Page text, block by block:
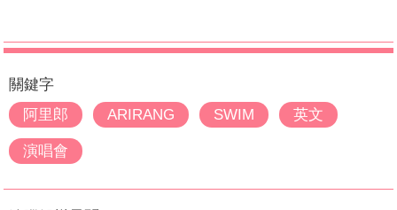
關鍵字
阿里郎
ARIRANG SWIM 英文
演唱會